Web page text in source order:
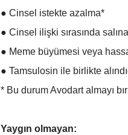
● Cinsel istekte azalma*
● Cinsel ilişki sırasında
● Meme büyümesi veya
● Tamsulosin ile birlikte
* Bu durum Avodart almayı
Yaygın olmayan: